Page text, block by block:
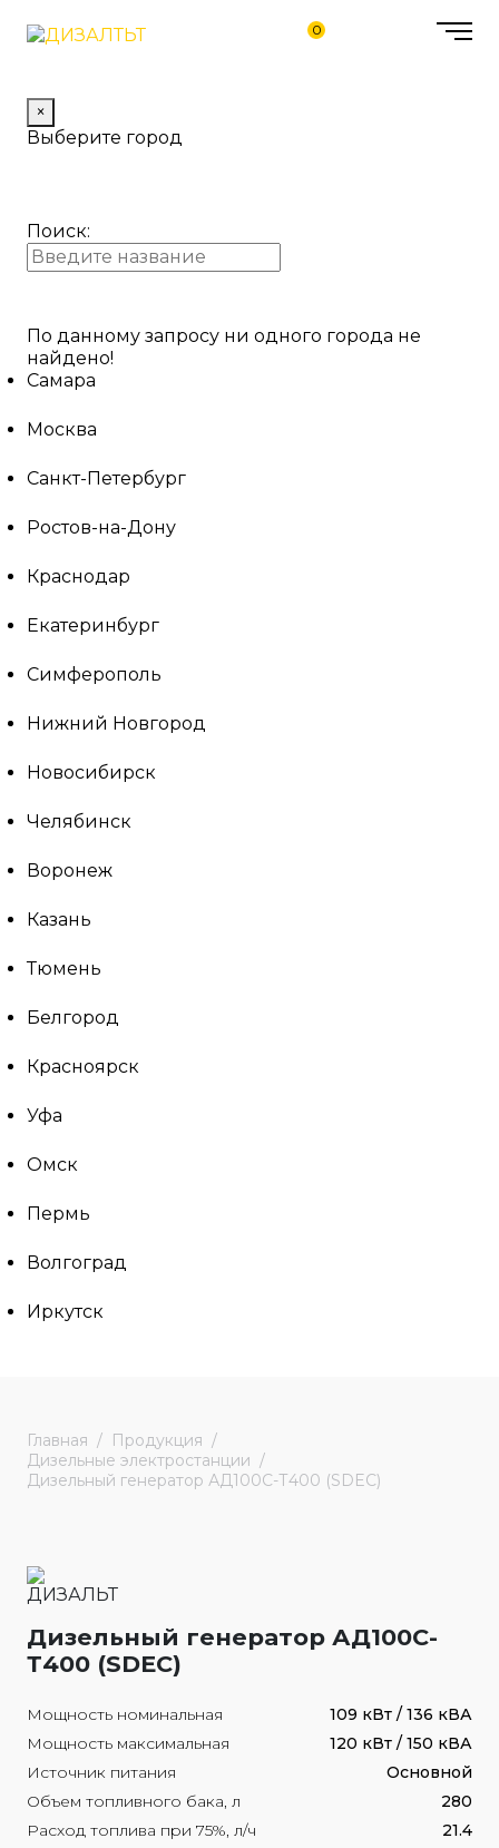
0
×
Выберите город
Поиск:
По данному запросу ни одного города не
найдено!
Самара
Москва
Санкт-Петербург
Ростов-на-Дону
Краснодар
Екатеринбург
Симферополь
Нижний Новгород
Новосибирск
Челябинск
Воронеж
Казань
Тюмень
Белгород
Красноярск
Уфа
Омск
Пермь
Волгоград
Иркутск
Главная
Продукция
Дизельные электростанции
Дизельный генератор АД100С-Т400 (SDEC)
Дизельный генератор АД100С-
Т400 (SDEC)
Мощность номинальная
109 кВт / 136 кВА
Мощность максимальная
120 кВт / 150 кВА
Источник питания
Основной
Объем топливного бака, л
280
Расход топлива при 75%, л/ч
21.4